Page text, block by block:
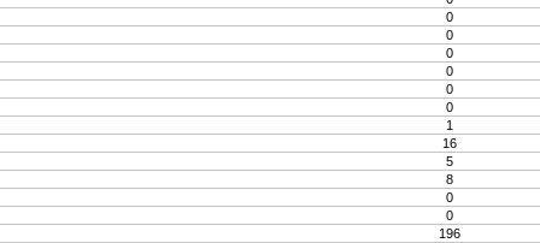
0
0
0
0
0
0
1
16
5
8
0
0
196